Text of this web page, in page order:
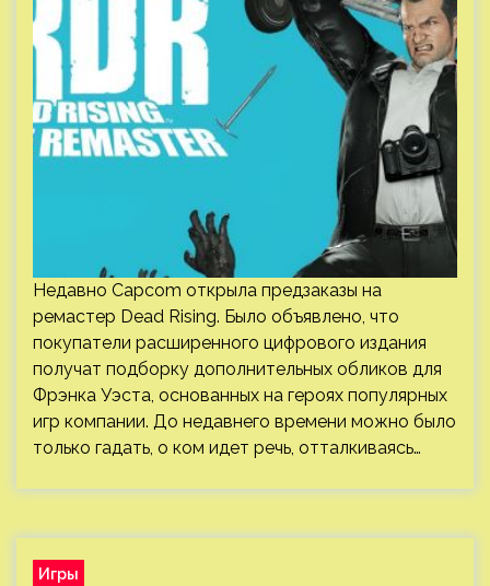
Недавно Capcom открыла предзаказы на
ремастер Dead Rising. Было объявлено, что
покупатели расширенного цифрового издания
получат подборку дополнительных обликов для
Фрэнка Уэста, основанных на героях популярных
игр компании. До недавнего времени можно было
только гадать, о ком идет речь, отталкиваясь…
Игры